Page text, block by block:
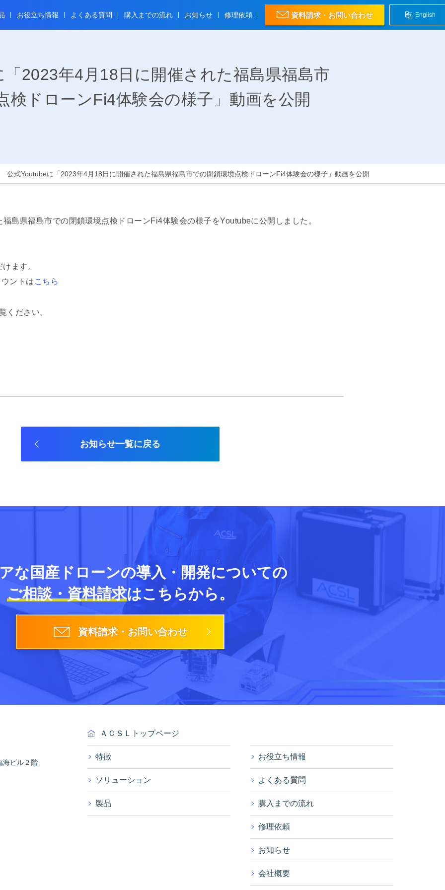
お役立ち情報 よくある質問 購入までの流れ お知らせ 修理依頼 資料請求・お問い合わせ English
「2023年4月18日に開催された福島県福島市
検ドローンFi4体験会の様子」動画を公開
公式Youtubeに「2023年4月18日に開催された福島県福島市での閉鎖環境点検ドローンFi4体験会の様子」動画を公開
島県福島市での閉鎖環境点検ドローンFi4体験会の様子をYoutubeに公開しました。
ます。
ントは こちら
ください。
お知らせ一覧に戻る
な国産ドローンの導入・開発についての
ご相談・資料請求はこちらから。
資料請求・お問い合わせ
ＡＣＳＬトップページ
特徴
ソリューション
製品
お役立ち情報
よくある質問
購入までの流れ
修理依頼
お知らせ
会社概要
海ビル２階